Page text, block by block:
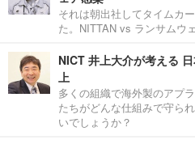
それは朝出社してタイムカ
た。NITTAN vs ランサムウ
NICT 井上大介が考える
上
多くの組織で海外製のアプ
たちがどんな仕組みで守ら
いでしょうか？